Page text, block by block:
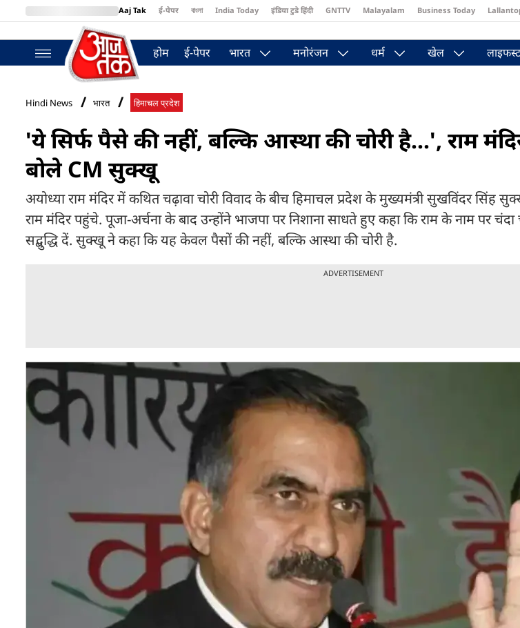
Aaj Tak ई-पेपर বাংলা India Today इंडिया टुडे हिंदी GNTTV Malayalam Business Today
BT Bazaar
होम ई-पेपर भारत मनोरंजन धर्म खेल
Hindi News भारत हिमाचल प्रदेश
'ये सिर्फ पैसे की नहीं, बल्कि आस्था की चोरी है...', राम
बोले CM सुक्खू
अयोध्या राम मंदिर में कथित चढ़ावा चोरी विवाद के बीच हिमाचल प्रदेश के मुख्यमंत्री सुखविंदर सिंह
राम मंदिर पहुंचे. पूजा-अर्चना के बाद उन्होंने भाजपा पर निशाना साधते हुए कहा कि राम के नाम पर चंदा
सद्बुद्धि दें. सुक्खू ने कहा कि यह केवल पैसों की नहीं, बल्कि आस्था की चोरी है.
ADVERTISEMENT